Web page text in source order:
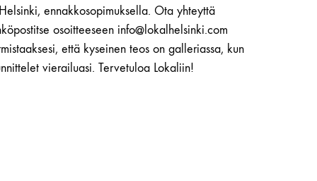
ennakkosopimuksella. Ota yhteyttä
osoitteeseen info@lokalhelsinki.com
että kyseinen teos on galleriassa, kun
vierailuasi. Tervetuloa Lokaliin!